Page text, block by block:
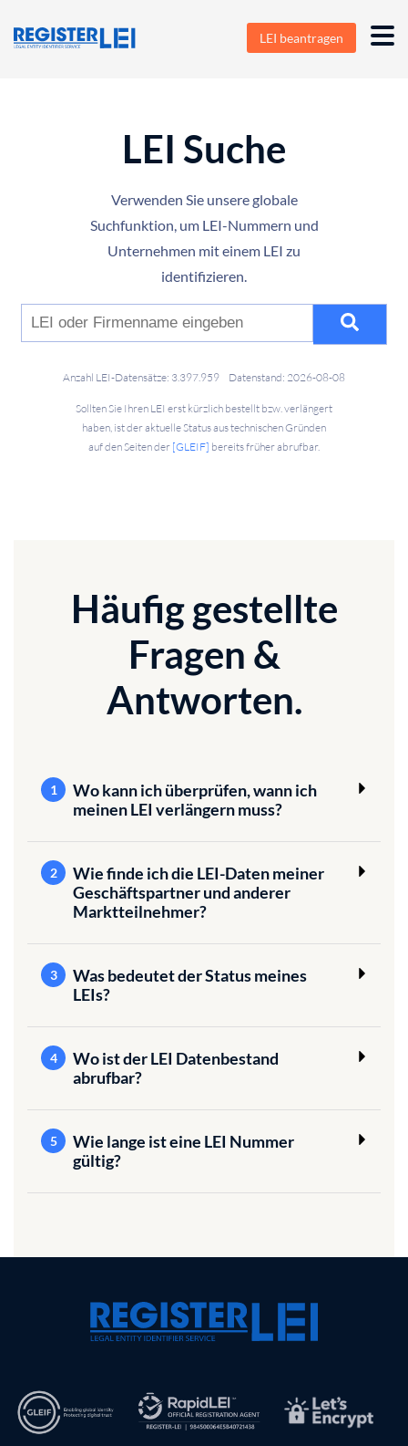
LEI beantragen
LEI Suche
Verwenden Sie unsere globale
Suchfunktion, um LEI-Nummern und
Unternehmen mit einem LEI zu
identifizieren.
Anzahl LEI-Datensätze: 3.397.959 Datenstand: 2026-08-08
Sollten Sie Ihren LEI erst kürzlich bestellt bzw. verlängert
haben, ist der aktuelle Status aus technischen Gründen
auf den Seiten der [GLEIF] bereits früher abrufbar.
Häufig gestellte
Fragen &
Antworten.
1
Wo kann ich überprüfen, wann ich
meinen LEI verlängern muss?
2
Wie finde ich die LEI-Daten meiner
Geschäftspartner und anderer
Marktteilnehmer?
3
Was bedeutet der Status meines
LEIs?
4
Wo ist der LEI Datenbestand
abrufbar?
5
Wie lange ist eine LEI Nummer
gültig?